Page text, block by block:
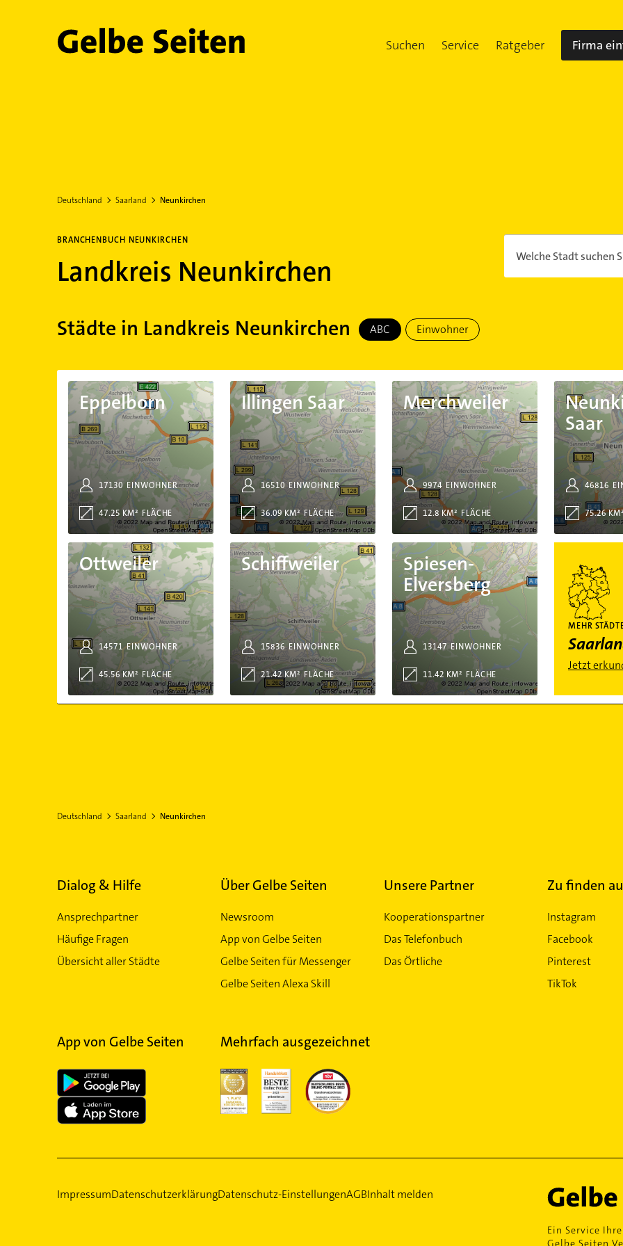
Gelbe Seiten Suchen Service Ratgeber Firma
Deutschland Saarland Neunkirchen
BRANCHENBUCH NEUNKIRCHEN
Landkreis Neunkirchen Welche Stadt suchen
Städte in Landkreis Neunkirchen ABC Einwohner
Eppelborn
EINWOHNER
17130
FLÄCHE
47.25 KM²
Eppelborn
Illingen Saar
EINWOHNER
16510
FLÄCHE
36.09 KM²
Illingen Saar
Merchweiler
EINWOHNER
9974
FLÄCHE
12.8 KM²
Merchweiler
Saar
46816
75.26
Neunkirchen Saar
Ottweiler
EINWOHNER
14571
FLÄCHE
45.56 KM²
Ottweiler
Schiffweiler
EINWOHNER
15836
FLÄCHE
21.42 KM²
Schiffweiler
Spiesen-
Elversberg
EINWOHNER
13147
FLÄCHE
11.42 KM²
Spiesen-Elversberg
MEHR
Jetzt
Deutschland Saarland Neunkirchen
Dialog & Hilfe
Ansprechpartner
Häufige Fragen
Übersicht aller Städte
Über Gelbe Seiten
Newsroom
App von Gelbe Seiten
Gelbe Seiten für Messenger
Gelbe Seiten Alexa Skill
Unsere Partner
Kooperationspartner
Das Telefonbuch
Das Örtliche
Zu finden
Instagram
Facebook
Pinterest
TikTok
App von Gelbe Seiten Mehrfach ausgezeichnet
ImpressumDatenschutzerklärungDatenschutz-EinstellungenAGBInhalt melden
Ein Service
Gelbe Seiten